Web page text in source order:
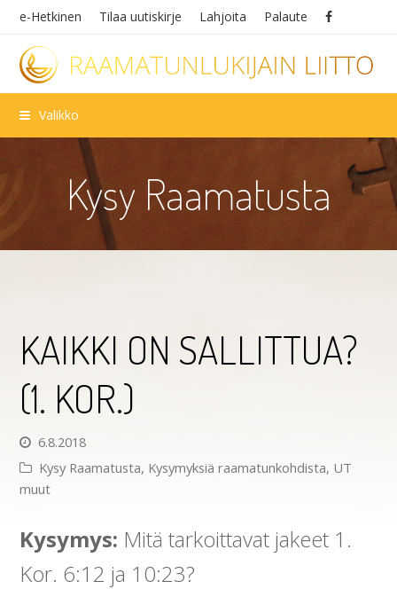
e-Hetkinen Tilaa uutiskirje Lahjoita Palaute
Valikko
Kysy Raamatusta
KAIKKI ON SALLITTUA?
(1. KOR.)
6.8.2018
Kysy Raamatusta, Kysymyksiä raamatunkohdista, UT
muut
Kysymys: Mitä tarkoittavat jakeet 1.
Kor. 6:12 ja 10:23?